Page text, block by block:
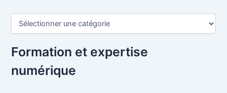
C
é
g
o
Formation et expertise
numérique